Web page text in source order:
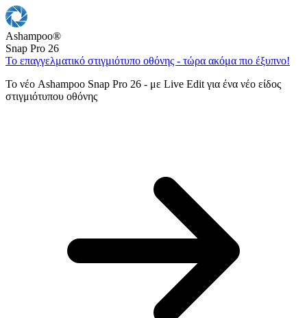
Ashampoo®
Snap Pro 26
Το επαγγελματικό στιγμιότυπο οθόνης - τώρα ακόμα πιο έξυπνο!
Το νέο Ashampoo Snap Pro 26 - με Live Edit για ένα νέο είδος
στιγμιότυπου οθόνης